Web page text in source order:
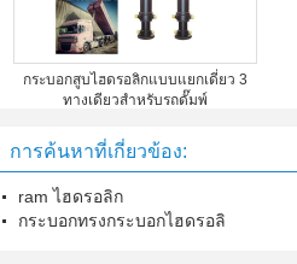
กระบอกสูบไฮดรอลิกแบบแยกเดี่ยว 3
ทางเดียวสำหรับรถดั๊มพ์
การค้นหาที่เกี่ยวข้อง:
ram ไฮดรอลิก
กระบอกทรงกระบอกไฮดรอลิ